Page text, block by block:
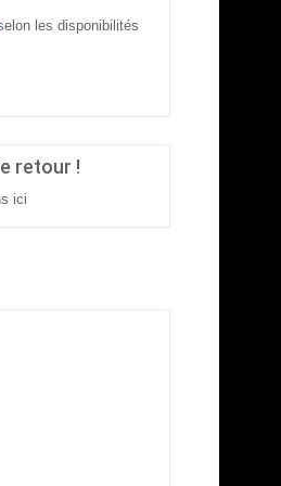
les disponibilités
retour !
ici